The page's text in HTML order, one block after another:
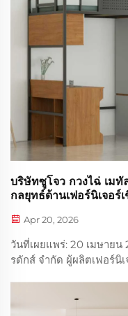
บริษัทซูโจว กวงไฉ่ เมทั
กลยุทธ์ด้านเฟอร์นิเจอร์
อาหารและงานวิศวกรร
ทนทาน
Apr 20, 2026
วันที่เผยแพร่: 20 เมษายน
รดักส์ จำกัด ผู้ผลิตเฟอร์นิ
อย่างต่อเนื่องในภูมิภาคเอ